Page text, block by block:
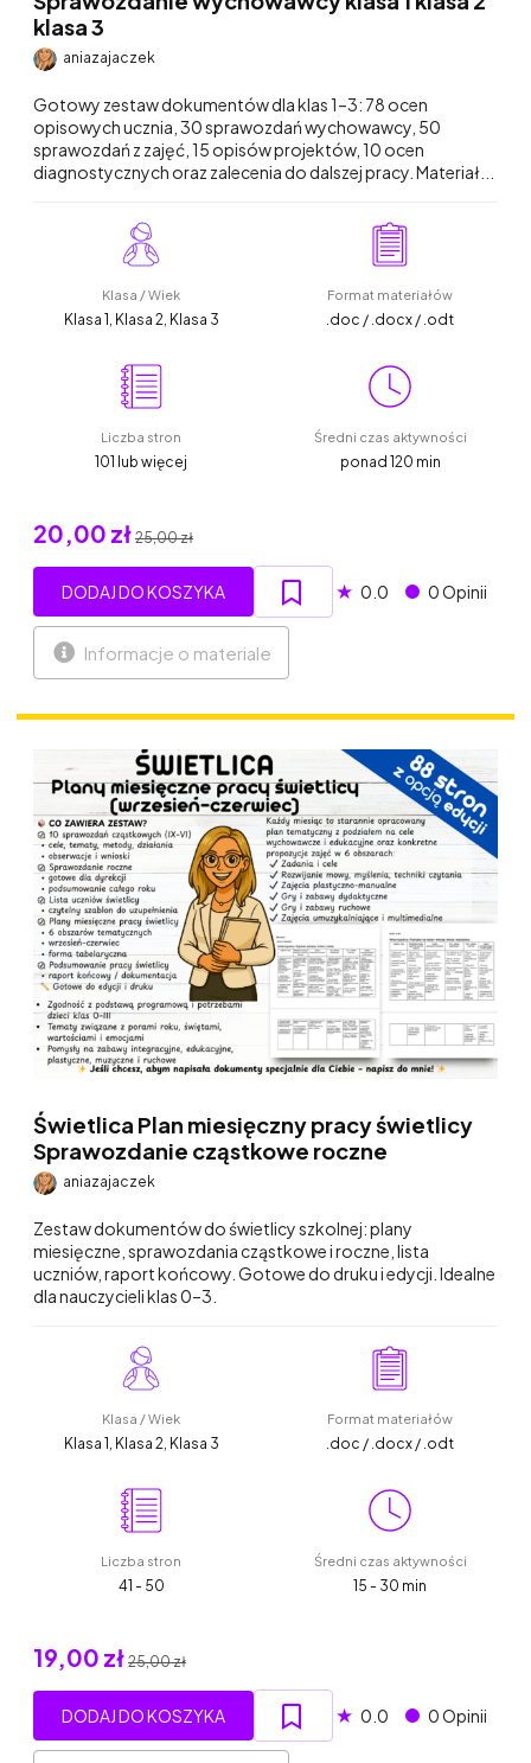
klasa 3
aniazajaczek
Gotowy zestaw dokumentów dla klas 1–3: 78 ocen
opisowych ucznia, 30 sprawozdań wychowawcy, 50
sprawozdań z zajęć, 15 opisów projektów, 10 ocen
diagnostycznych oraz zalecenia do dalszej pracy. Materiał...
Klasa / Wiek
Klasa 1, Klasa 2, Klasa 3
Format materiałów
.doc / .docx / .odt
Liczba stron
101 lub więcej
Średni czas aktywności
ponad 120 min
20,00 zł 25,00 zł
DODAJ DO KOSZYKA ★ 0.0 0 Opinii
Informacje o materiale
Świetlica Plan miesięczny pracy świetlicy
Sprawozdanie cząstkowe roczne
aniazajaczek
Zestaw dokumentów do świetlicy szkolnej: plany
miesięczne, sprawozdania cząstkowe i roczne, lista
uczniów, raport końcowy. Gotowe do druku i edycji. Idealne
dla nauczycieli klas 0–3.
Klasa / Wiek
Klasa 1, Klasa 2, Klasa 3
Format materiałów
.doc / .docx / .odt
Liczba stron
41 - 50
Średni czas aktywności
15 - 30 min
19,00 zł 25,00 zł
DODAJ DO KOSZYKA ★ 0.0 0 Opinii